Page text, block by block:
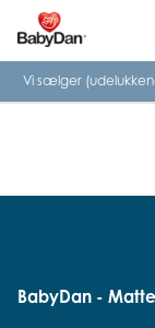
Vi sælger
BabyDan -